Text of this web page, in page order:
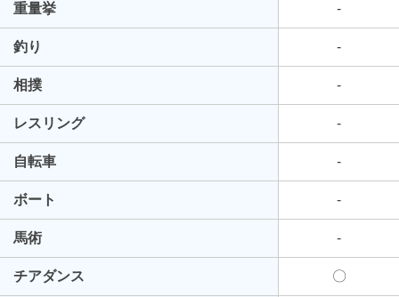
重量挙 -
釣り -
相撲 -
レスリング -
自転車 -
ボート -
馬術 -
チアダンス 〇